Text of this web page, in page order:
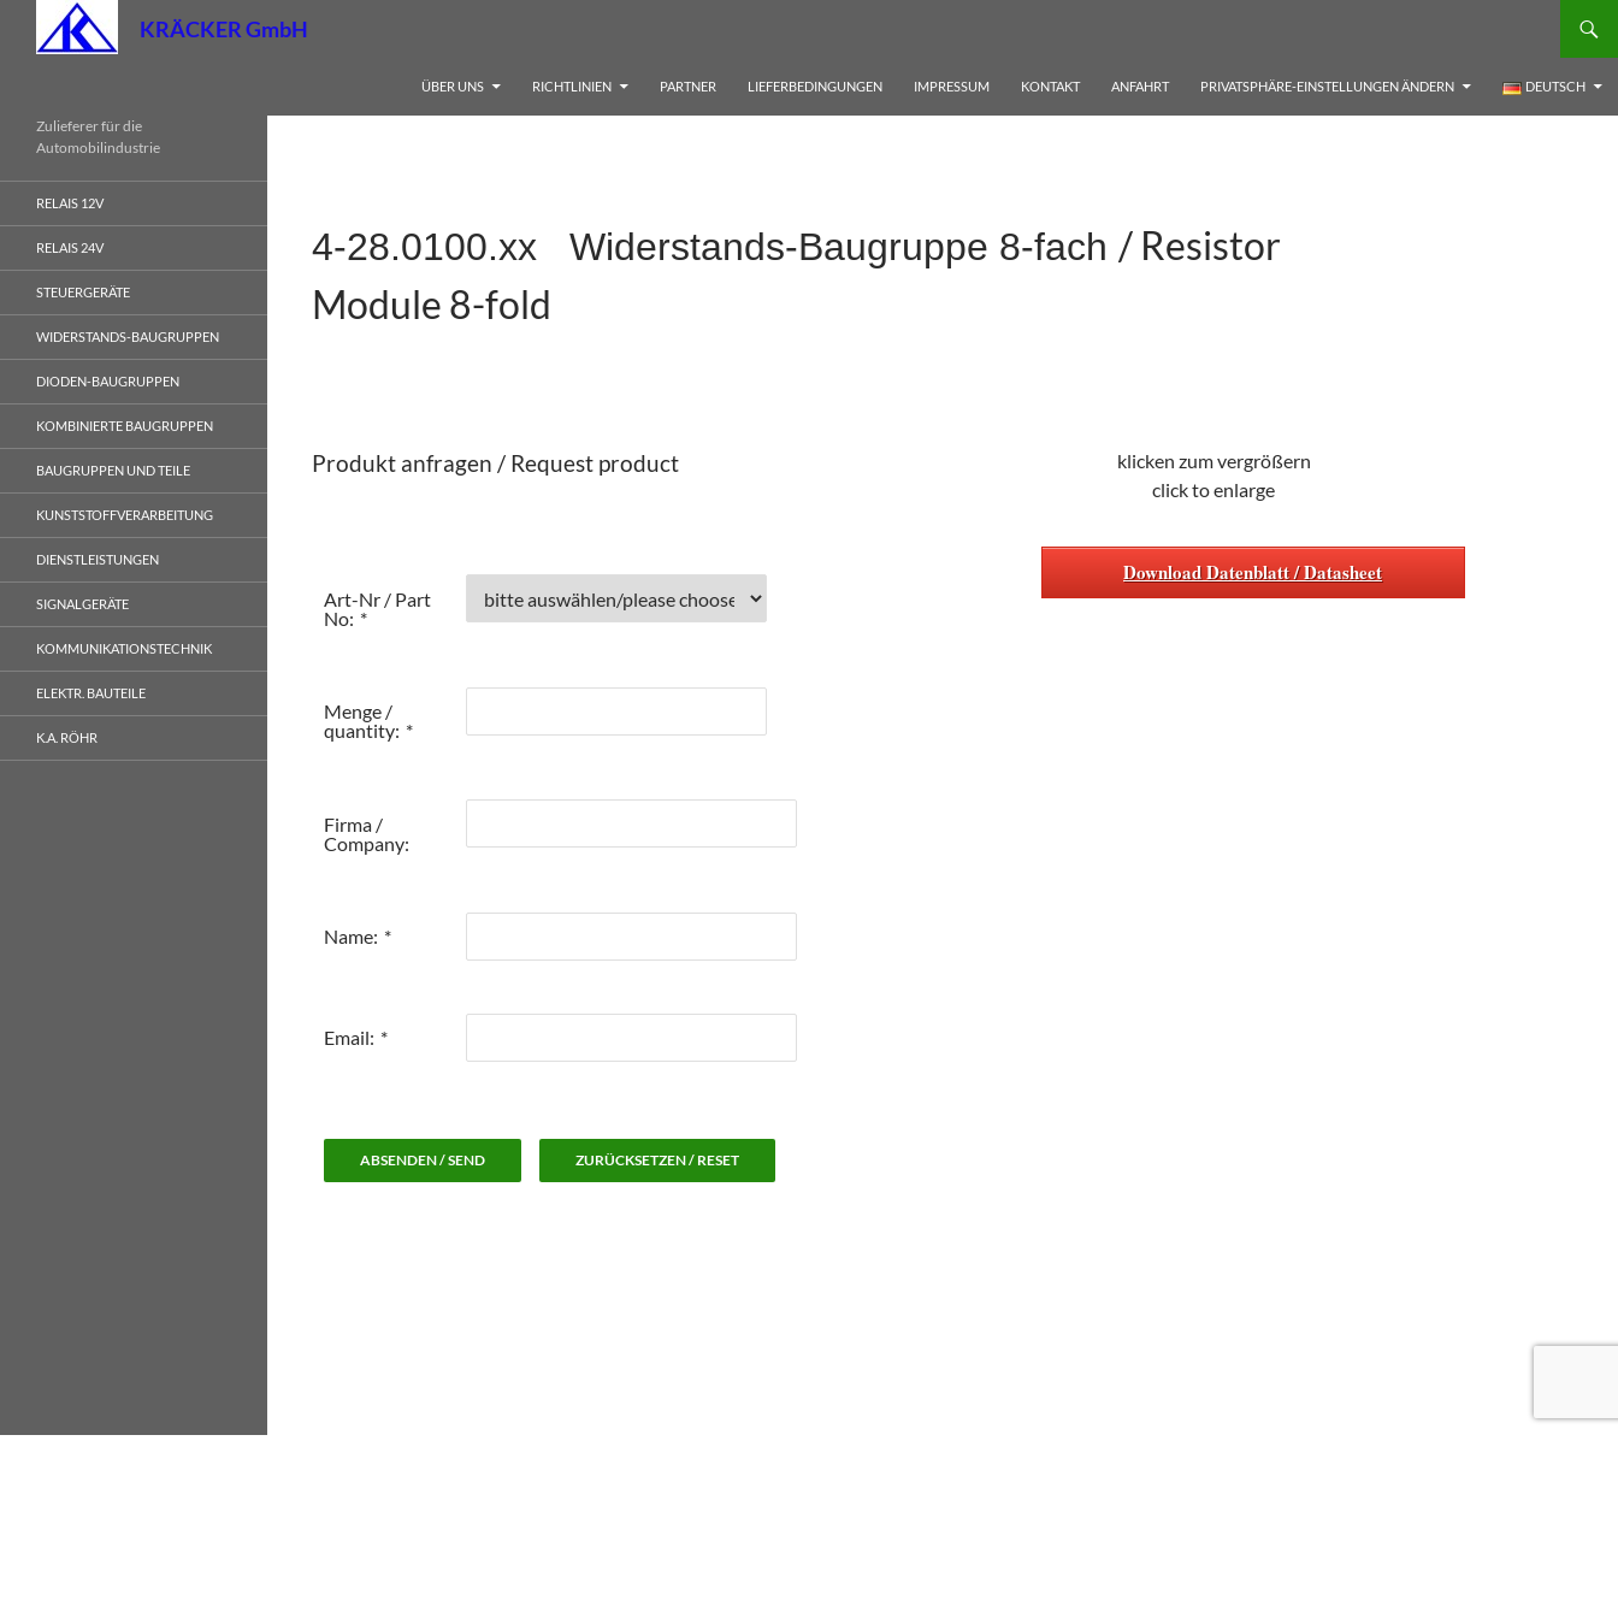
Inhalt
KRÄCKER GmbH
Suchen
ÜBER UNS RICHTLINIEN PARTNER LIEFERBEDINGUNGEN IMPRESSUM KONTAKT ANFAHRT PRIVATSPHÄRE-EINSTELLUNGEN ÄNDERN DEUTSCH
4-28.0100.xx Widerstands-Baugruppe 8-fach / Resistor
Module 8-fold
Produkt anfragen / Request product
Art-Nr / Part
No: *
Menge /
quantity: *
Firma /
Company:
Name: *
Email: *
ABSENDEN / SEND ZURÜCKSETZEN / RESET
klicken zum vergrößern
click to enlarge
Download Datenblatt / Datasheet
Zulieferer für die
Automobilindustrie
RELAIS 12V
RELAIS 24V
STEUERGERÄTE
WIDERSTANDS-BAUGRUPPEN
DIODEN-BAUGRUPPEN
KOMBINIERTE BAUGRUPPEN
BAUGRUPPEN UND TEILE
KUNSTSTOFFVERARBEITUNG
DIENSTLEISTUNGEN
SIGNALGERÄTE
KOMMUNIKATIONSTECHNIK
ELEKTR. BAUTEILE
K.A. RÖHR